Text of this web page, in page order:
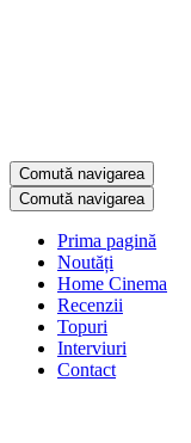
Comută navigarea
Comută navigarea
Prima pagină
Noutăți
Home Cinema
Recenzii
Topuri
Interviuri
Contact